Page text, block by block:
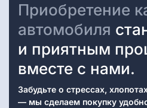
Приобретение
автомобиля
и приятным
вместе с нами.
Забудьте о стрессах,
— мы сделаем покупку